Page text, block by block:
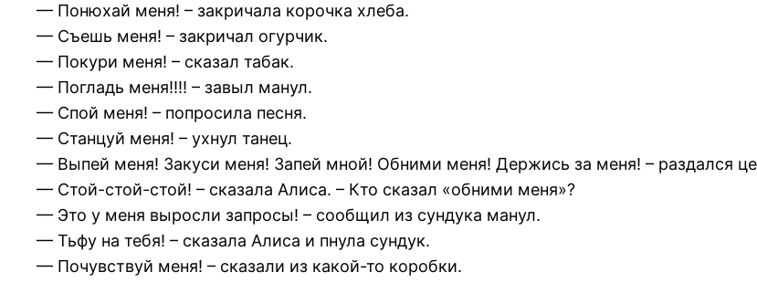
— Понюхай меня! – закричала корочка хлеба.
— Съешь меня! – закричал огурчик.
— Покури меня! – сказал табак.
— Погладь меня!!!! – завыл манул.
— Спой меня! – попросила песня.
— Станцуй меня! – ухнул танец.
— Выпей меня! Закуси меня! Запей мной! Обними меня! Держись за меня! – раздался
— Стой-стой-стой! – сказала Алиса. – Кто сказал «обними меня»?
— Это у меня выросли запросы! – сообщил из сундука манул.
— Тьфу на тебя! – сказала Алиса и пнула сундук.
— Почувствуй меня! – сказали из какой-то коробки.